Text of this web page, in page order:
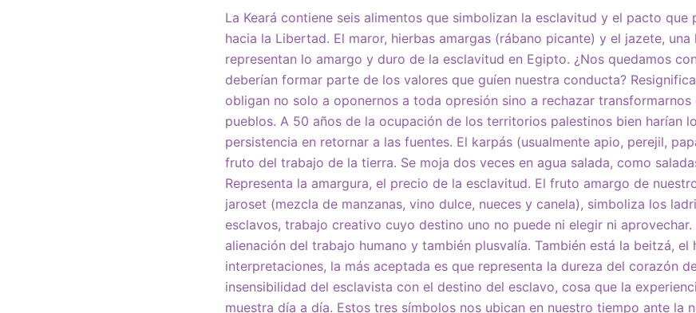
La Keará contiene seis alimentos que simbolizan la esclavitud y el pacto que
hacia la Libertad. El maror, hierbas amargas (rábano picante) y el jazete, una
representan lo amargo y duro de la esclavitud en Egipto. ¿Nos quedamos
deberían formar parte de los valores que guíen nuestra conducta?
obligan no solo a oponernos a toda opresión sino a rechazar
pueblos. A 50 años de la ocupación de los territorios palestinos bien harían
persistencia en retornar a las fuentes. El karpás (usualmente apio, perejil,
fruto del trabajo de la tierra. Se moja dos veces en agua salada, como
Representa la amargura, el precio de la esclavitud. El fruto amargo de
jaroset (mezcla de manzanas, vino dulce, nueces y canela), simboliza los
esclavos, trabajo creativo cuyo destino uno no puede ni elegir ni
alienación del trabajo humano y también plusvalía. También está la beitzá, el
interpretaciones, la más aceptada es que representa la dureza del corazón
insensibilidad del esclavista con el destino del esclavo, cosa que la
muestra día a día. Estos tres símbolos nos ubican en nuestro tiempo ante la